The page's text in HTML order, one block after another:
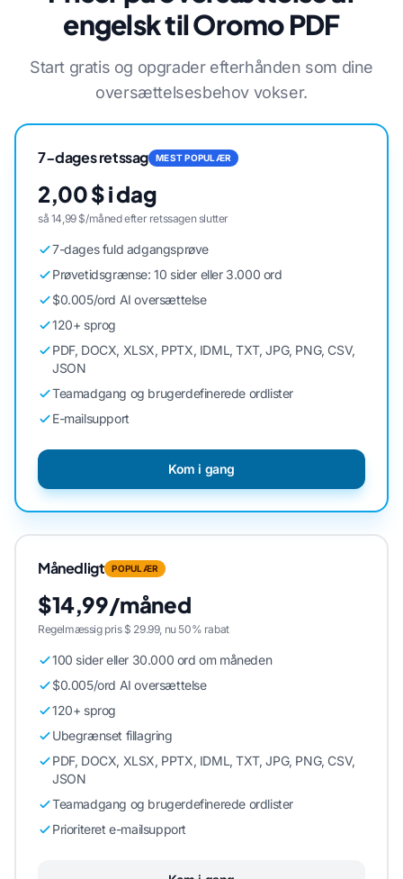
engelsk til Oromo PDF
Start gratis og opgrader efterhånden som dine
oversættelsesbehov vokser.
7-dages retssag MEST POPULÆR
2,00 $ i dag
så 14,99 $/måned efter retssagen slutter
7-dages fuld adgangsprøve
Prøvetidsgrænse: 10 sider eller 3.000 ord
$0.005/ord AI oversættelse
120+ sprog
PDF, DOCX, XLSX, PPTX, IDML, TXT, JPG, PNG, CSV,
JSON
Teamadgang og brugerdefinerede ordlister
E-mailsupport
Kom i gang
Månedligt POPULÆR
$14,99/måned
Regelmæssig pris $ 29.99, nu 50% rabat
100 sider eller 30.000 ord om måneden
$0.005/ord AI oversættelse
120+ sprog
Ubegrænset fillagring
PDF, DOCX, XLSX, PPTX, IDML, TXT, JPG, PNG, CSV,
JSON
Teamadgang og brugerdefinerede ordlister
Prioriteret e-mailsupport